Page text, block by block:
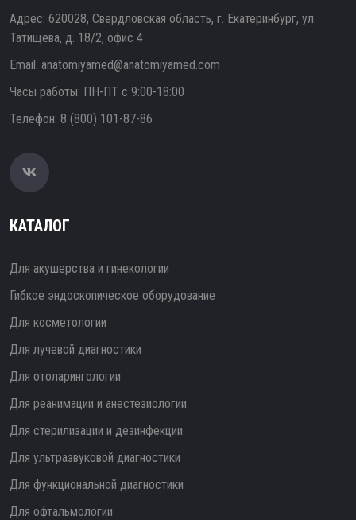
Адрес: 620028, Свердловская область, г. Екатеринбург, ул.
Татищева, д. 18/2, офис 4
Email: anatomiyamed@anatomiyamed.com
Часы работы: ПН-ПТ с 9:00-18:00
Телефон: 8 (800) 101-87-86
КАТАЛОГ
Для акушерства и гинекологии
Гибкое эндоскопическое оборудование
Для косметологии
Для лучевой диагностики
Для отоларингологии
Для реанимации и анестезиологии
Для стерилизации и дезинфекции
Для ультразвуковой диагностики
Для функциональной диагностики
Для офтальмологии